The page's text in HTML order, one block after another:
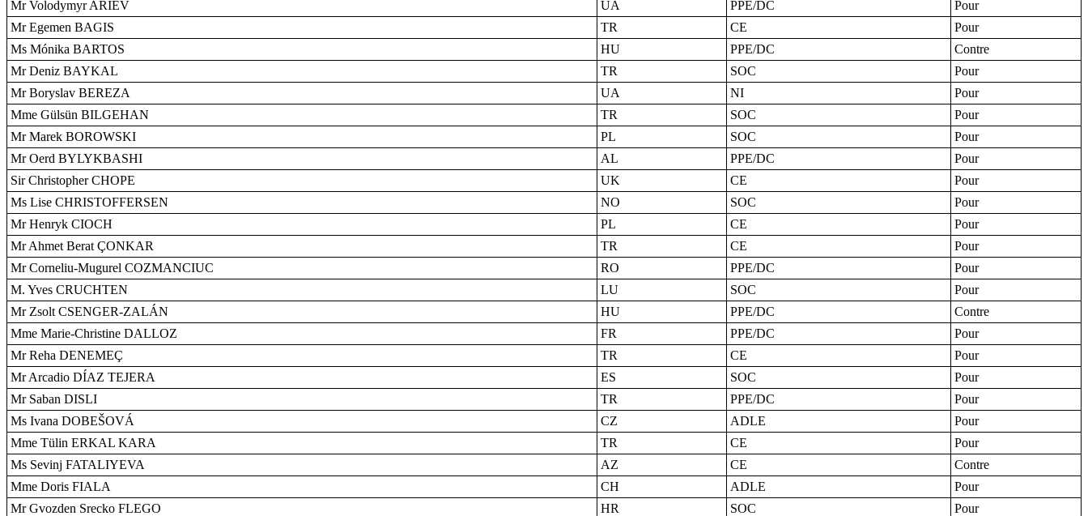
Mr Volodymyr ARIEV
UA PPE/DC
Pour
Mr Egemen BAGIS
TR CE
Pour
Ms Mónika BARTOS
HU PPE/DC
Contre
Mr Deniz BAYKAL
TR SOC
Pour
Mr Boryslav BEREZA
UA NI
Pour
Mme Gülsün BILGEHAN
TR SOC
Pour
Mr Marek BOROWSKI
PL SOC
Pour
Mr Oerd BYLYKBASHI
AL PPE/DC
Pour
Sir Christopher CHOPE
UK CE
Pour
Ms Lise CHRISTOFFERSEN
NO SOC
Pour
Mr Henryk CIOCH
PL CE
Pour
Mr Ahmet Berat ÇONKAR
TR CE
Pour
Mr Corneliu-Mugurel COZMANCIUC
RO PPE/DC
Pour
M. Yves CRUCHTEN
LU SOC
Pour
Mr Zsolt CSENGER-ZALÁN
HU PPE/DC
Contre
Mme Marie-Christine DALLOZ
FR PPE/DC
Pour
Mr Reha DENEMEÇ
TR CE
Pour
Mr Arcadio DÍAZ TEJERA
ES SOC
Pour
Mr Saban DISLI
TR PPE/DC
Pour
Ms Ivana DOBEŠOVÁ
CZ ADLE
Pour
Mme Tülin ERKAL KARA
TR CE
Pour
Ms Sevinj FATALIYEVA
AZ CE
Contre
Mme Doris FIALA
CH ADLE
Pour
Mr Gvozden Srecko FLEGO
HR SOC
Pour